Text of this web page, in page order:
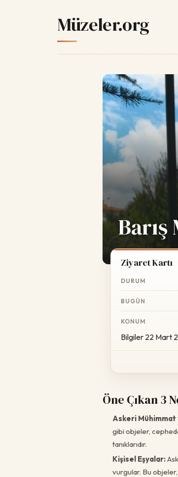
Müzeler.org
Barış
Ziyaret Kartı
DURUM
BUGÜN
KONUM
Bilgiler 22 Mart
Öne Çıkan 3
Askeri Mühimmat
gibi objeler,
tanıklarıdır.
Kişisel Eşyalar:
vurgular. Bu